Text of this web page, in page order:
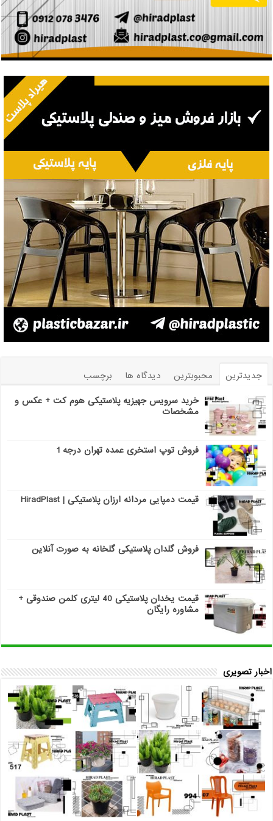
جدیدترین محبوبترین دیدگاه ها
برچسب
خرید سرویس جهیزیه پلاستیکی هوم کت + عکس و
مشخصات
فروش توپ استخری عمده تهران درجه 1
قیمت دمپایی مردانه ارزان پلاستیکی | HiradPlast
فروش گلدان پلاستیکی گلخانه به صورت آنلاین
قیمت یخدان پلاستیکی 40 لیتری کلمن صندوقی +
مشاوره رایگان
اخبار تصویری